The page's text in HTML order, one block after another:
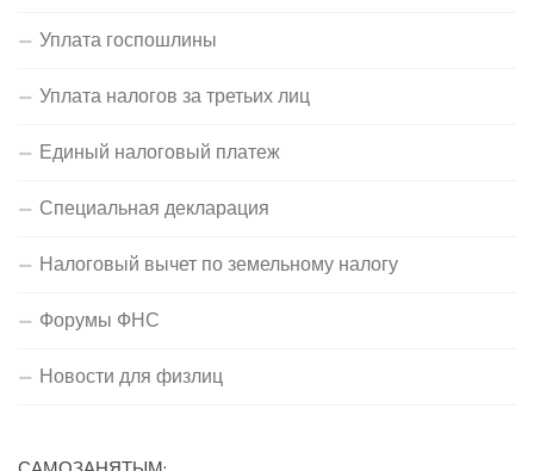
Уплата госпошлины
Уплата налогов за третьих лиц
Единый налоговый платеж
Специальная декларация
Налоговый вычет по земельному налогу
Форумы ФНС
Новости для физлиц